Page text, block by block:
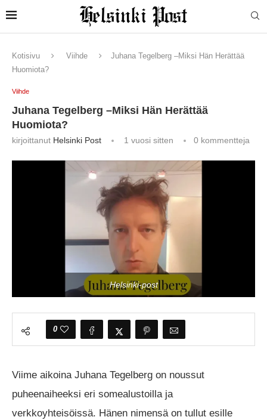
Kotisivu Viihde
Juhana Tegelberg –Miksi Hän Herättää
Huomiota?
Viihde
Juhana Tegelberg –Miksi Hän Herättää
Huomiota?
kirjoittanut Helsinki Post 1 vuosi sitten 0 kommentteja
Helsinki-post
0
Viime aikoina Juhana Tegelberg on noussut
puheenaiheeksi eri somealustoilla ja
verkkoyhteisöissä. Hänen nimensä on tullut esille